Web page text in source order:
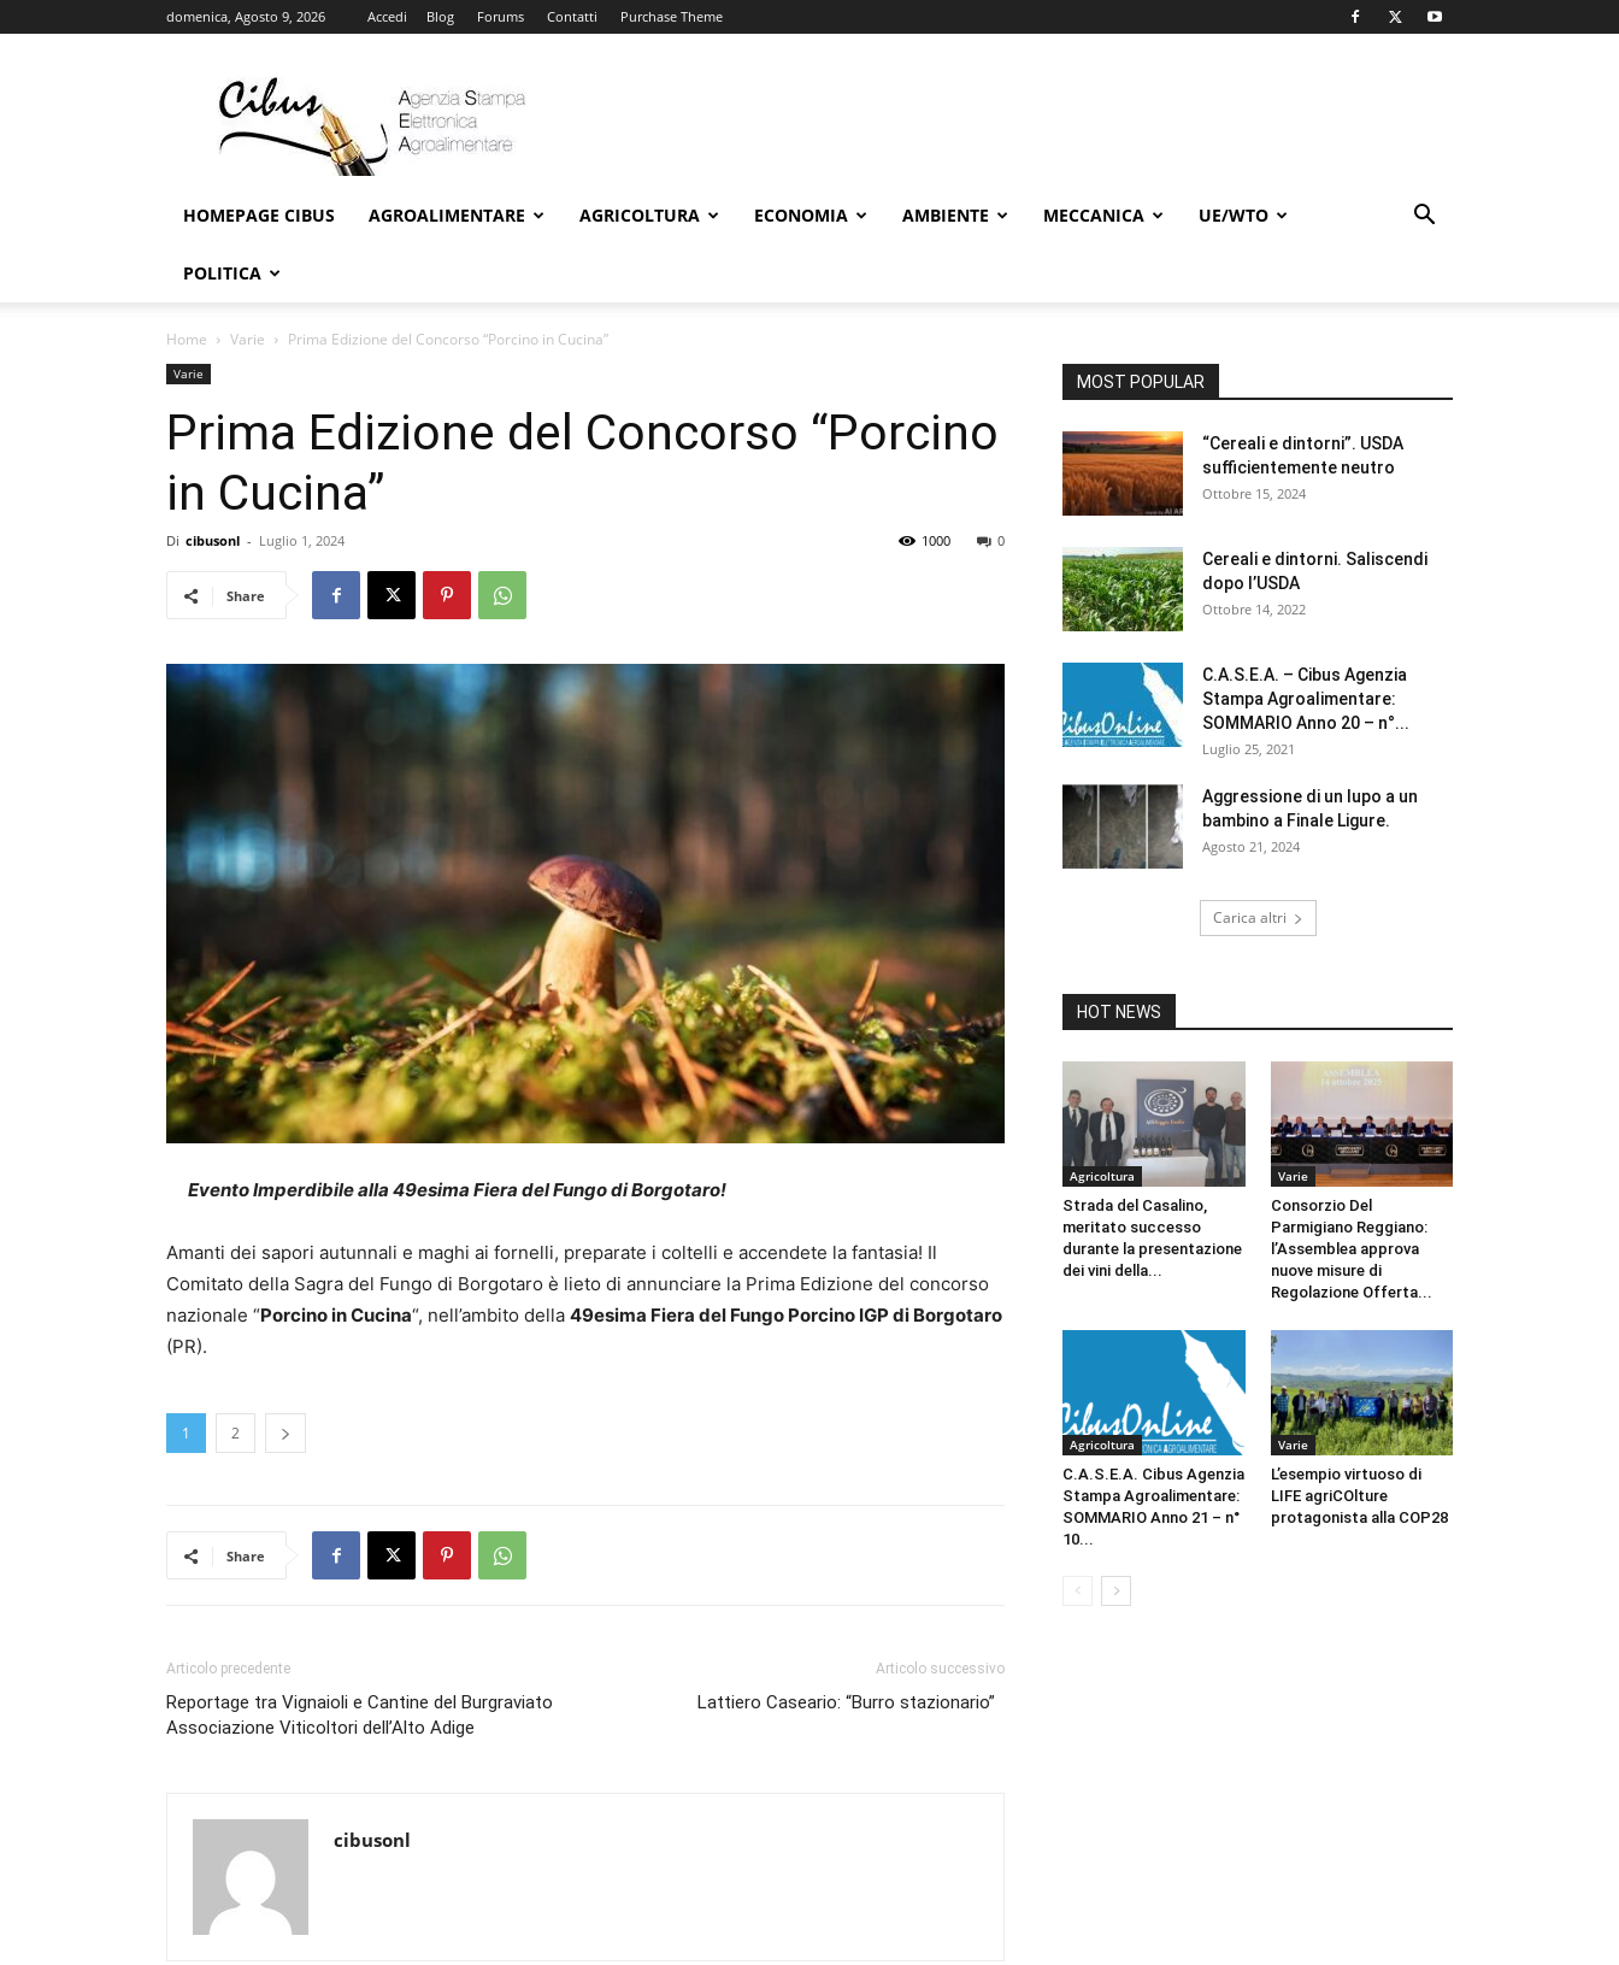
domenica, Agosto 9, 2026 Accedi Blog Forums Contatti Purchase Theme
Online
HOMEPAGE CIBUS AGROALIMENTARE AGRICOLTURA ECONOMIA AMBIENTE MECCANICA UE/WTO
POLITICA
Home Varie Prima Edizione del Concorso “Porcino in Cucina”
Varie
Prima Edizione del Concorso “Porcino
in Cucina”
Di cibusonl - Luglio 1, 2024 0
1000
Share
Evento Imperdibile alla 49esima Fiera del Fungo di Borgotaro!
Amanti dei sapori autunnali e maghi ai fornelli, preparate i coltelli e accendete la fantasia! Il
Comitato della Sagra del Fungo di Borgotaro è lieto di annunciare la Prima Edizione del concorso
nazionale “Porcino in Cucina“, nell’ambito della 49esima Fiera del Fungo Porcino IGP di Borgotaro
(PR).
1 2
Share
Articolo precedente
Reportage tra Vignaioli e Cantine del Burgraviato
Associazione Viticoltori dell’Alto Adige
Articolo successivo
Lattiero Caseario: “Burro stazionario”
cibusonl
MOST POPULAR
“Cereali e dintorni”. USDA
sufficientemente neutro
Ottobre 15, 2024
Cereali e dintorni. Saliscendi
dopo l’USDA
Ottobre 14, 2022
C.A.S.E.A. – Cibus Agenzia
Stampa Agroalimentare:
SOMMARIO Anno 20 – n°...
Luglio 25, 2021
Aggressione di un lupo a un
bambino a Finale Ligure.
Agosto 21, 2024
Carica altri
HOT NEWS
Agricoltura
Strada del Casalino,
meritato successo
durante la presentazione
dei vini della...
Varie
Consorzio Del
Parmigiano Reggiano:
l’Assemblea approva
nuove misure di
Regolazione Offerta...
Agricoltura
C.A.S.E.A. Cibus Agenzia
Stampa Agroalimentare:
SOMMARIO Anno 21 – n°
10...
Varie
L’esempio virtuoso di
LIFE agriCOlture
protagonista alla COP28